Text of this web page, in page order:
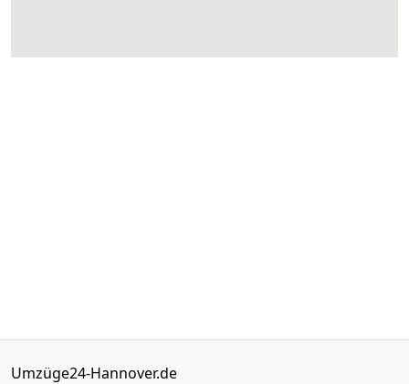
Umzüge24-Hannover.de